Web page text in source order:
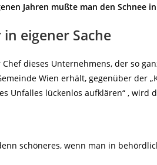
Jahren mußte man den Schnee
eigener Sache
dieses Unternehmens, der so
Wien erhält, gegenüber der
Unfalles lückenlos aufklären“ , wird
schöneres, wenn man in